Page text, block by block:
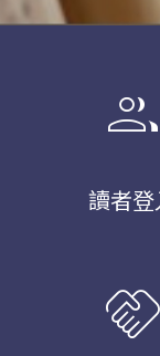
group
讀者登
handshake